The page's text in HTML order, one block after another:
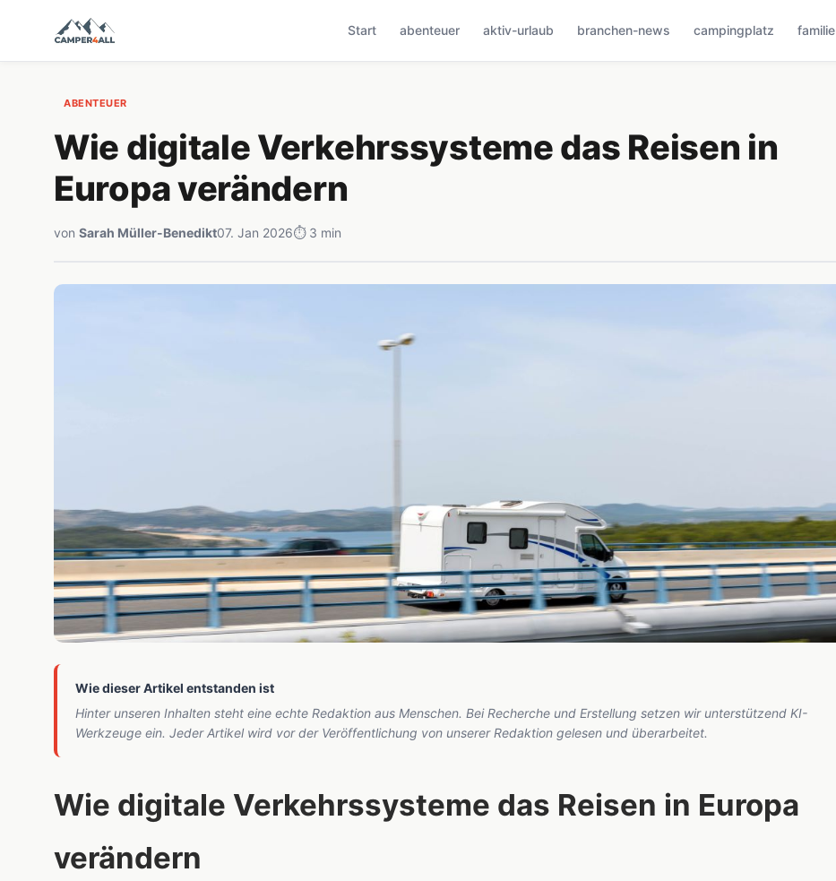
Start abenteuer aktiv-urlaub branchen-news campingplatz familie
ABENTEUER
Wie digitale Verkehrssysteme das Reisen in
Europa verändern
von Sarah Müller-Benedikt07. Jan 2026⏱ 3 min
Wie dieser Artikel entstanden ist
Hinter unseren Inhalten steht eine echte Redaktion aus Menschen. Bei Recherche und Erstellung setzen wir unterstützend KI-
Werkzeuge ein. Jeder Artikel wird vor der Veröffentlichung von unserer Redaktion gelesen und überarbeitet.
Wie digitale Verkehrssysteme das Reisen in Europa
verändern